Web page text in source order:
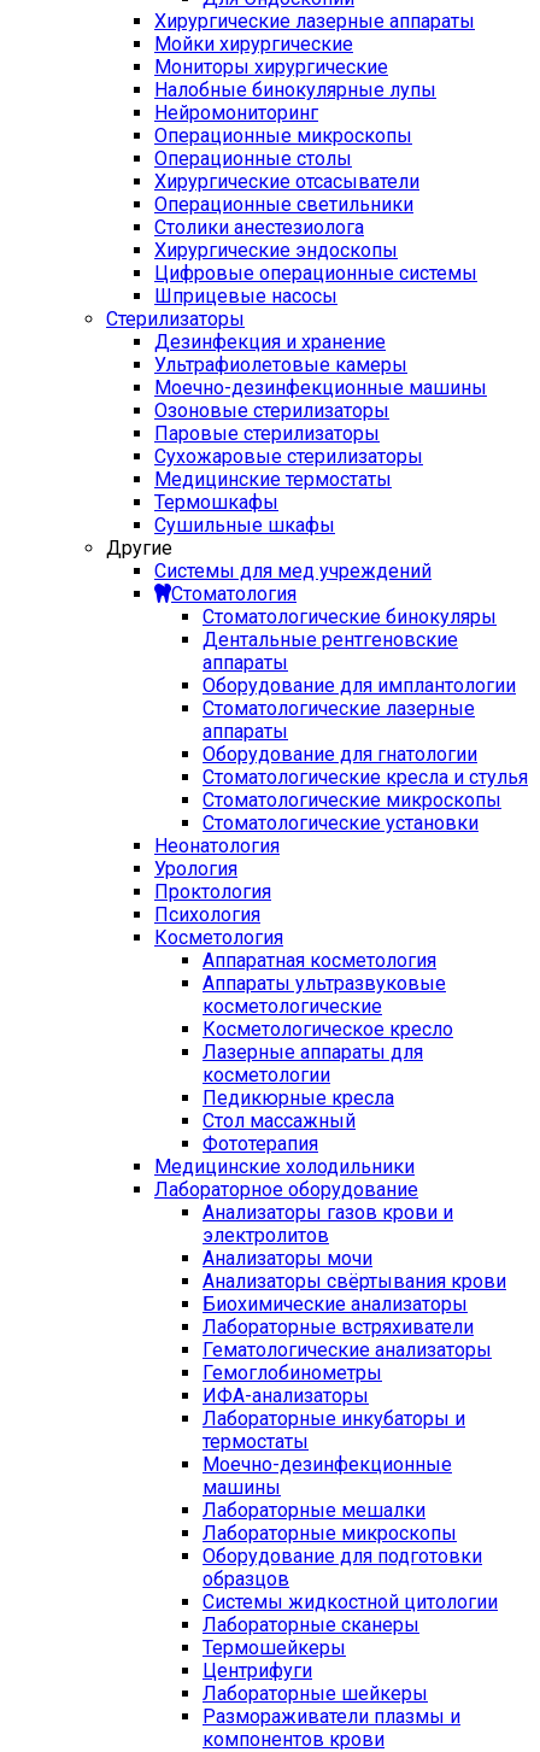
Хирургические лазерные аппараты
Мойки хирургические
Мониторы хирургические
Налобные бинокулярные лупы
Нейромониторинг
Операционные микроскопы
Операционные столы
Хирургические отсасыватели
Операционные светильники
Столики анестезиолога
Хирургические эндоскопы
Цифровые операционные системы
Шприцевые насосы
Стерилизаторы
Дезинфекция и хранение
Ультрафиолетовые камеры
Моечно-дезинфекционные машины
Озоновые стерилизаторы
Паровые стерилизаторы
Сухожаровые стерилизаторы
Медицинские термостаты
Термошкафы
Сушильные шкафы
Другие
Системы для мед учреждений
Стоматология
Стоматологические бинокуляры
Дентальные рентгеновские
аппараты
Оборудование для имплантологии
Стоматологические лазерные
аппараты
Оборудование для гнатологии
Стоматологические кресла и стулья
Стоматологические микроскопы
Стоматологические установки
Неонатология
Урология
Проктология
Психология
Косметология
Аппаратная косметология
Аппараты ультразвуковые
косметологические
Косметологическое кресло
Лазерные аппараты для
косметологии
Педикюрные кресла
Стол массажный
Фототерапия
Медицинские холодильники
Лабораторное оборудование
Анализаторы газов крови и
электролитов
Анализаторы мочи
Анализаторы свёртывания крови
Биохимические анализаторы
Лабораторные встряхиватели
Гематологические анализаторы
Гемоглобинометры
ИФА-анализаторы
Лабораторные инкубаторы и
термостаты
Моечно-дезинфекционные
машины
Лабораторные мешалки
Лабораторные микроскопы
Оборудование для подготовки
образцов
Системы жидкостной цитологии
Лабораторные сканеры
Термошейкеры
Центрифуги
Лабораторные шейкеры
Размораживатели плазмы и
компонентов крови